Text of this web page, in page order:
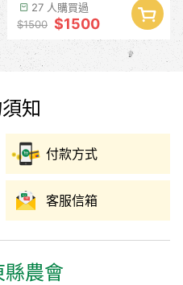
27 人購買過
$1500 $1500
縣農會
知
付款方式
客服信箱